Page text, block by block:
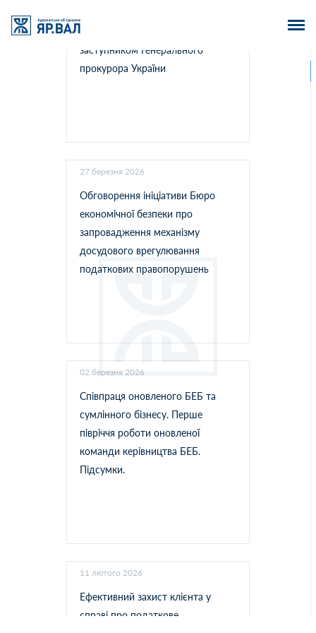
зустрічі бізнес-спільноти із
заступником Генерального
прокурора України
27 березня 2026
Обговорення ініціативи Бюро
економічної безпеки про
запровадження механізму
досудового врегулювання
податкових правопорушень
02 березня 2026
Співпраця оновленого БЕБ та
сумлінного бізнесу. Перше
півріччя роботи оновленої
команди керівництва БЕБ.
Підсумки.
11 лютого 2026
Ефективний захист клієнта у
справі про податкове